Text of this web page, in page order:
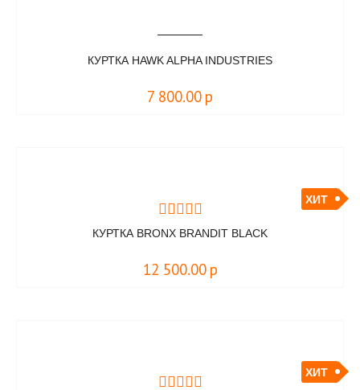
КУРТКА HAWK ALPHA INDUSTRIES
7 800.00 р
ХИТ
КУРТКА BRONX BRANDIT BLACK
12 500.00 р
ХИТ